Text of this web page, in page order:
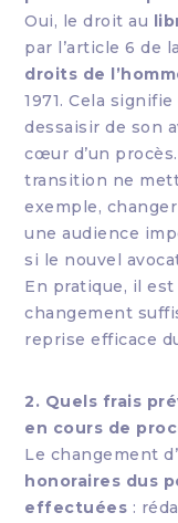
Oui, le droit au
par l’article 6 de la
droits de
1971. Cela
dessaisir de son
cœur d’un
transition ne
exemple,
une audience
si le nouvel
En pratique, il
changement
reprise efficace
2. Quels frais
en cours de
Le changement
honoraires dus
effectuées :